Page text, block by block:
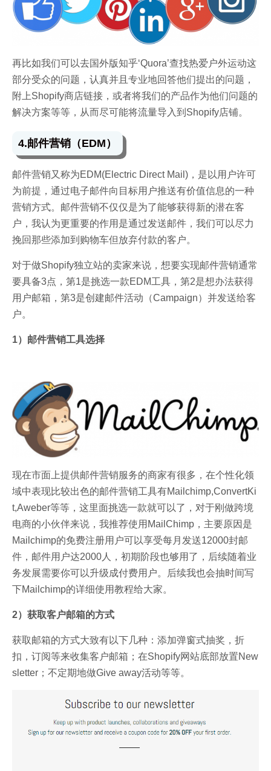
再比如我们可以去国外版知乎‘Quora’查找热爱户外运动这
部分受众的问题，认真并且专业地回答他们提出的问题，
附上Shopify商店链接，或者将我们的产品作为他们问题的
解决方案等等，从而尽可能将流量导入到Shopify店铺。
4.邮件营销（EDM）
邮件营销又称为EDM(Electric Direct Mail)，是以用户许可
为前提，通过电子邮件向目标用户推送有价值信息的一种
营销方式。 邮件营销不仅仅是为了能够获得新的潜在客
户，我认为更重要的作用是通过发送邮件，我们可以尽力
挽回那些添加到购物车但放弃付款的客户。
对于做Shopify独立站的卖家来说，想要实现邮件营销通常
要具备3点，第1是挑选一款EDM工具，第2是想办法获得
用户邮箱，第3是创建邮件活动（Campaign）并发送给客
户。
1）邮件营销工具选择
现在市面上提供邮件营销服务的商家有很多，在个性化领
域中表现比较出色的邮件营销工具有Mailchimp,ConvertKi
t,Aweber等等，这里面挑选一款就可以了，对于刚做跨境
电商的小伙伴来说，我推荐使用MailChimp，主要原因是
Mailchimp的免费注册用户可以享受每月发送12000封邮
件，邮件用户达2000人，初期阶段也够用了，后续随着业
务发展需要你可以升级成付费用户。后续我也会抽时间写
下Mailchimp的详细使用教程给大家。
2）获取客户邮箱的方式
获取邮箱的方式大致有以下几种：添加弹窗式抽奖，折
扣，订阅等来收集客户邮箱；在Shopify网站底部放置New
sletter；不定期地做Give away活动等等。